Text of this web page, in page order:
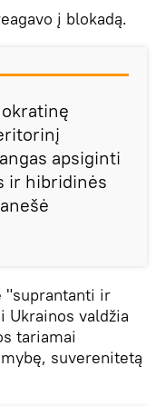
į blokadą.
apsiginti
ir hibridinės
"suprantanti ir
Ukrainos valdžia
tariamai
suverenitetą